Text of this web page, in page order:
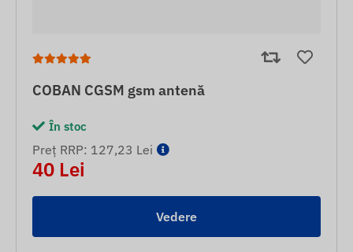
COBAN CGSM gsm antenă
În stoc
Preț RRP: 127,23 Lei
40 Lei
Vedere